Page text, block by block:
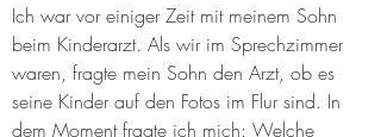
Ich war vor einiger Zeit mit meinem Sohn
beim Kinderarzt. Als wir im Sprechzimmer
waren, fragte mein Sohn den Arzt, ob es
seine Kinder auf den Fotos im Flur sind. In
dem Moment fragte ich mich: Welche